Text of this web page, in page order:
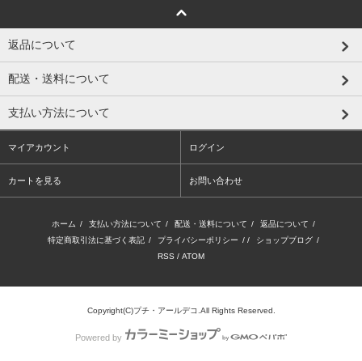
返品について
配送・送料について
支払い方法について
マイアカウント ログイン
カートを見る お問い合わせ
ホーム / 支払い方法について / 配送・送料について / 返品について /
特定商取引法に基づく表記 / プライバシーポリシー / / ショップブログ /
RSS / ATOM
Copyright(C)プチ・アールデコ.All Rights Reserved.
Powered by